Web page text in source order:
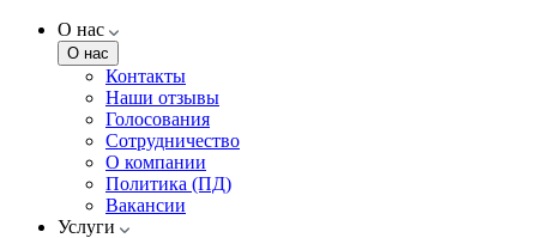
О нас
О нас
Контакты
Наши отзывы
Голосования
Сотрудничество
О компании
Политика (ПД)
Вакансии
Услуги